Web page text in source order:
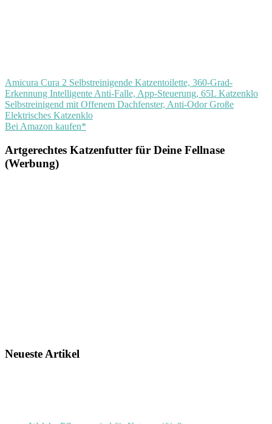
Amicura Cura 2 Selbstreinigende Katzentoilette, 360-Grad-
Erkennung Intelligente Anti-Falle, App-Steuerung, 65L Katzenklo
Selbstreinigend mit Offenem Dachfenster, Anti-Odor Große
Elektrisches Katzenklo
Bei Amazon kaufen*
Artgerechtes Katzenfutter für Deine Fellnase
(Werbung)
Neueste Artikel